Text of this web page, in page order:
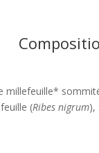
millefeuille*
(Ribes nigrum),